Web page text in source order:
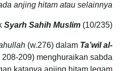
anjing hitam atau selainnya.”
Syarh Sahih Muslim (10/235)
(w.276) dalam Ta’wil al-
208-209) menghuraikan sabda